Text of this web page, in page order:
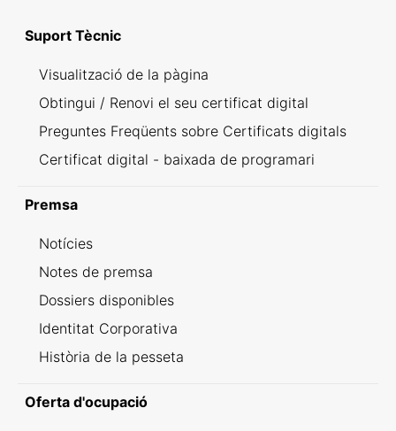
Suport Tècnic
Visualització de la pàgina
Obtingui / Renovi el seu certificat digital
Preguntes Freqüents sobre Certificats digitals
Certificat digital - baixada de programari
Premsa
Notícies
Notes de premsa
Dossiers disponibles
Identitat Corporativa
Història de la pesseta
Oferta d'ocupació